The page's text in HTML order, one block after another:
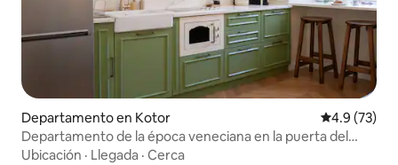
Departamento en Kotor Calificación
4.9 (73)
Departamento de la época veneciana en la puerta del
casco antiguo de Kotor
Ubicación · Llegada · Cerca